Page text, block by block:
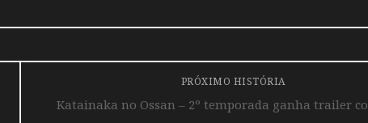
PRÓXIMO HISTÓRIA
Katainaka no Ossan – 2º temporada ganha trailer